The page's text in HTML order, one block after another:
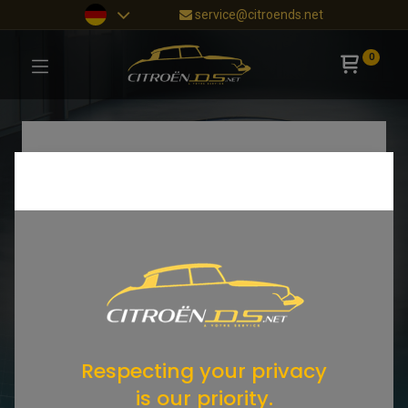
service@citroends.net
0
Respecting your privacy
is our priority.